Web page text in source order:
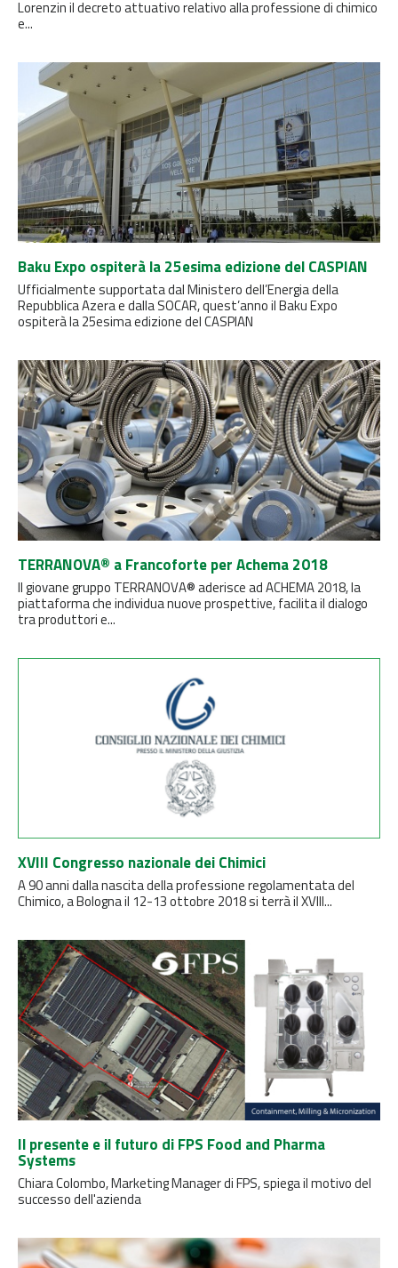
Lorenzin il decreto attuativo relativo alla professione di chimico
e...
Baku Expo ospiterà la 25esima edizione del CASPIAN
Ufficialmente supportata dal Ministero dell’Energia della
Repubblica Azera e dalla SOCAR, quest’anno il Baku Expo
ospiterà la 25esima edizione del CASPIAN
TERRANOVA® a Francoforte per Achema 2018
Il giovane gruppo TERRANOVA® aderisce ad ACHEMA 2018, la
piattaforma che individua nuove prospettive, facilita il dialogo
tra produttori e...
XVIII Congresso nazionale dei Chimici
A 90 anni dalla nascita della professione regolamentata del
Chimico, a Bologna il 12-13 ottobre 2018 si terrà il XVIII...
Il presente e il futuro di FPS Food and Pharma
Systems
Chiara Colombo, Marketing Manager di FPS, spiega il motivo del
successo dell'azienda